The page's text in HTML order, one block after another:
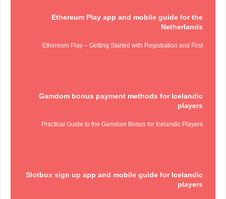
Ethereum Play app and mobile guide for the
Netherlands
Ethereum Play – Getting Started with Registration and First
Gamdom bonus payment methods for Icelandic
players
Practical Guide to the Gamdom Bonus for Icelandic Players
Slotbox sign up app and mobile guide for Icelandic
players